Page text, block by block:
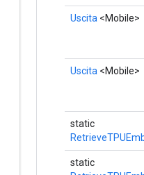
Uscita <Mobile>
Uscita <Mobile>
static
static